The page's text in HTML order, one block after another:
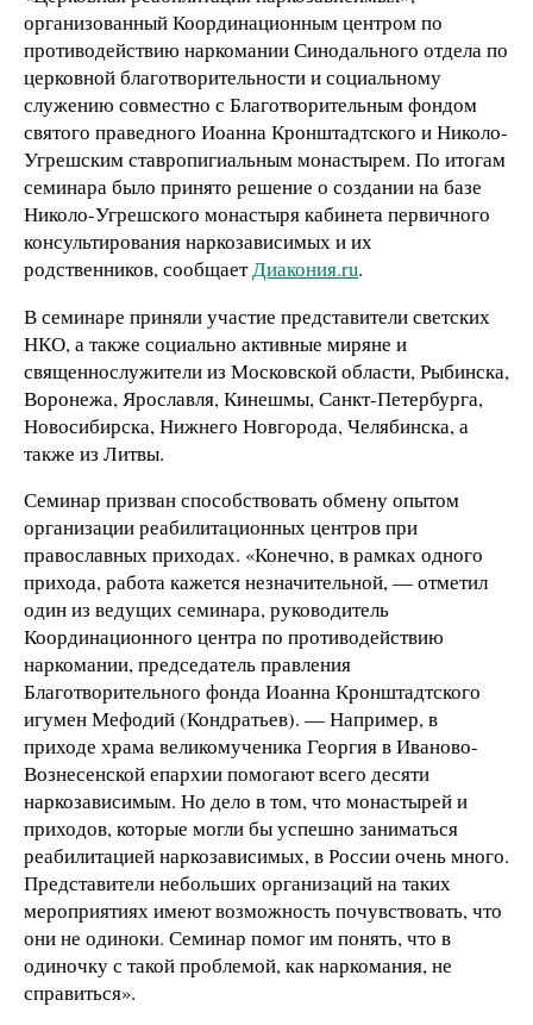
организованный Координационным центром по
противодействию наркомании Синодального отдела по
церковной благотворительности и социальному
служению совместно с Благотворительным фондом
святого праведного Иоанна Кронштадтского и Николо-
Угрешским ставропигиальным монастырем. По итогам
семинара было принято решение о создании на базе
Николо-Угрешского монастыря кабинета первичного
консультирования наркозависимых и их
родственников, сообщаетДиакония.ru.
В семинаре приняли участие представители светских
НКО, а также социально активные миряне и
священнослужители из Московской области, Рыбинска,
Воронежа, Ярославля, Кинешмы, Санкт-Петербурга,
Новосибирска, Нижнего Новгорода, Челябинска, а
также из Литвы.
Семинар призван способствовать обмену опытом
организации реабилитационных центров при
православных приходах. «Конечно, в рамках одного
прихода, работа кажется незначительной, — отметил
один из ведущих семинара, руководитель
Координационного центра по противодействию
наркомании, председатель правления
Благотворительного фонда Иоанна Кронштадтского
игумен Мефодий (Кондратьев). — Например, в
приходе храма великомученика Георгия в Иваново-
Вознесенской епархии помогают всего десяти
наркозависимым. Но дело в том, что монастырей и
приходов, которые могли бы успешно заниматься
реабилитацией наркозависимых, в России очень много.
Представители небольших организаций на таких
мероприятиях имеют возможность почувствовать, что
они не одиноки. Семинар помог им понять, что в
одиночку с такой проблемой, как наркомания, не
справиться».